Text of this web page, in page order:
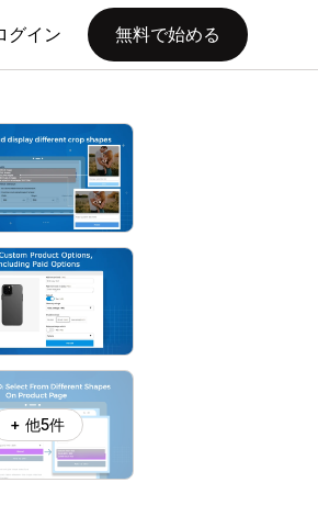
グイン 無料で始める
+ 他5件